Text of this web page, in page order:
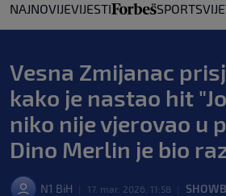
NAJNOVIJEVIJESTI SPORT
Vesna Zmijanac
kako je nastao hit
niko nije vjerovao u
Dino Merlin je bio
N1 BiH 17. mar. 2026. 11:58